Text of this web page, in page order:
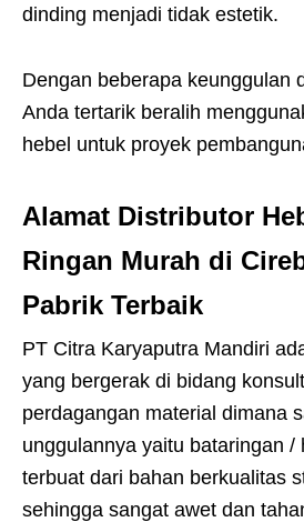
dinding menjadi tidak estetik.
Dengan beberapa keunggulan
Anda tertarik beralih
hebel untuk proyek
Alamat Distributor
Ringan Murah di
Pabrik Terbaik
PT Citra Karyaputra Mandiri
yang bergerak di bidang
perdagangan material dimana
unggulannya yaitu bataringan /
terbuat dari bahan berkualitas
sehingga sangat awet dan